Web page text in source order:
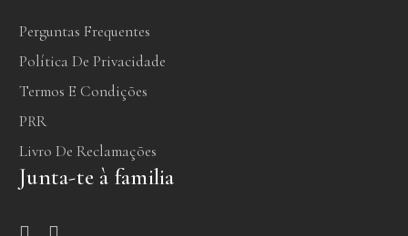
Perguntas Frequentes
Política De Privacidade
Termos E Condições
PRR
Livro De Reclamações
Junta-te à familia